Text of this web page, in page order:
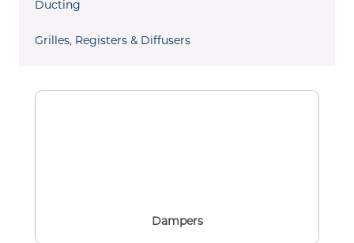
Ducting
Grilles, Registers & Diffusers
Dampers